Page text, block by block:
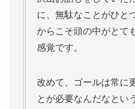
に、無駄なことがひと
からこそ頭の中がとて
感覚です。
改めて、ゴールは常に
とが必要なんだなとい